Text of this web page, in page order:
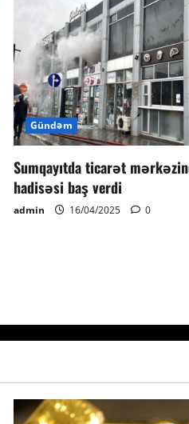
Gündəm
Sumqayıtda ticarət
hadisəsi baş verdi
admin 16/04/2025 0